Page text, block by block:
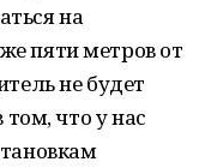
на
пяти метров от
не будет
том, что у нас